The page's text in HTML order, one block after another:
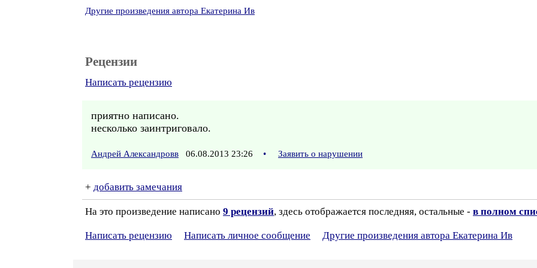
Другие произведения автора Екатерина Ив
Рецензии
Написать рецензию
приятно написано.
несколько заинтриговало.
Андрей Александровв 06.08.2013 23:26 • Заявить о нарушении
+ добавить замечания
На это произведение написано 9 рецензий, здесь отображается последняя, остальные - в полном
Написать рецензию Написать личное сообщение Другие произведения автора Екатерина Ив